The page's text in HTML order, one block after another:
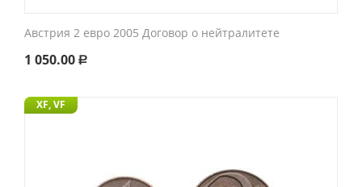
Австрия 2 евро 2005 Договор о нейтралитете
1 050.00 Р
XF, VF